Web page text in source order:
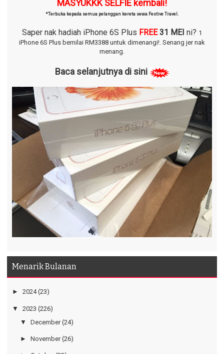
MASYUKKK SELFIE kembali!
*Terbuka kepada semua pelanggan kereta sewa Festive Travel.
Saper nak hadiah iPhone 6S Plus FREE 31 MEI ni? 1
iPhone 6S Plus bernilai RM3388 untuk dimenangi!. Senang jer nak
menang.
Baca selanjutnya di sini
Menarik Bulanan
► 2024 (23)
▼ 2023 (226)
▼
December (24)
► November (26)